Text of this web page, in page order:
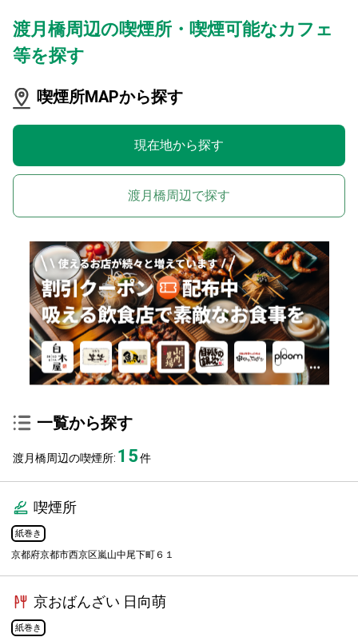
渡月橋周辺の喫煙所・喫煙可能なカフェ
等を探す
喫煙所MAPから探す
現在地から探す
渡月橋周辺で探す
一覧から探す
渡月橋周辺の喫煙所: 15件
喫煙所
紙巻き
京都府京都市西京区嵐山中尾下町６１
京おばんざい 日向萌
紙巻き